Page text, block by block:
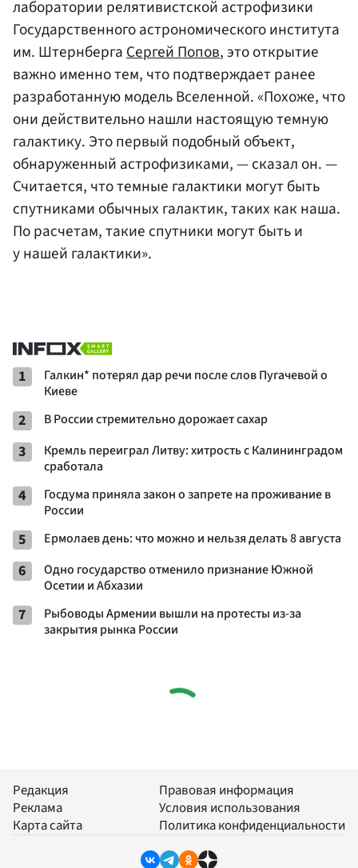
лаборатории релятивистской астрофизики
Государственного астрономического института
им. ШтернбергаСергей Попов, это открытие
важно именно тем, что подтверждает ранее
разработанную модель Вселенной. «Похоже, что
они действительно нашли настоящую темную
галактику. Это первый подобный объект,
обнаруженный астрофизиками, — сказал он. —
Считается, что темные галактики могут быть
спутниками обычных галактик, таких как наша.
По расчетам, такие спутники могут быть и
у нашей галактики».
1
Галкин* потерял дар речи после слов Пугачевой о
Киеве
2 В России стремительно дорожает сахар
3
Кремль переиграл Литву: хитрость с Калининградом
сработала
4
Госдума приняла закон о запрете на проживание в
России
5 Ермолаев день: что можно и нельзя делать 8 августа
6
Одно государство отменило признание Южной
Осетии и Абхазии
7
Рыбоводы Армении вышли на протесты из-за
закрытия рынка России
Редакция
Реклама
Карта сайта
Правовая информация
Условия использования
Политика конфиденциальности